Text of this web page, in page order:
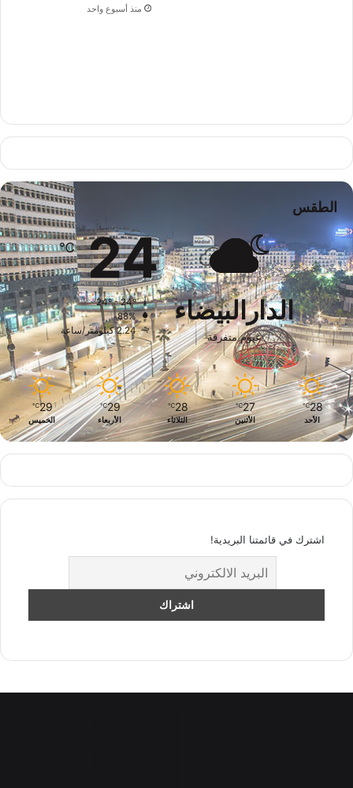
منذ أسبوع واحد
الطقس
الدارالبيضاء
غيوم متفرقة
24
℃
24º - 24º
88%
2.24 كيلومتر/ساعة
28
℃
الأحد
27
℃
الأثنين
28
℃
الثلاثاء
29
℃
الأربعاء
29
℃
الخميس
اشترك في قائمتنا البريدية!